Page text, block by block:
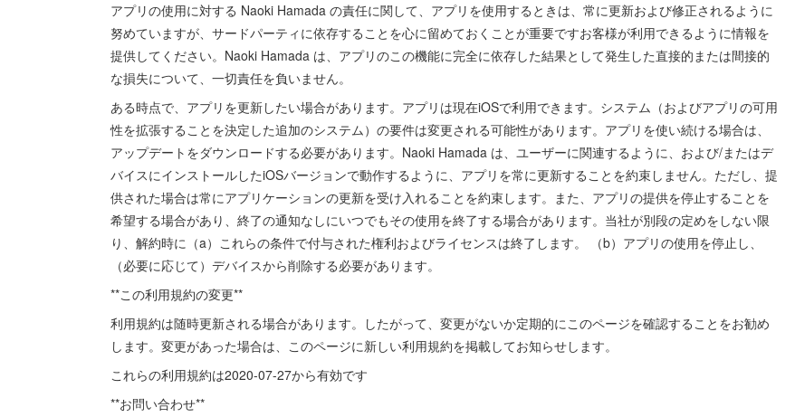
アプリの使用に対する Naoki Hamada の責任に関して、アプリを使用するときは、常に更新および修正されるように
努めていますが、サードパーティに依存することを心に留めておくことが重要ですお客様が利用できるように情報を
提供してください。Naoki Hamada は、アプリのこの機能に完全に依存した結果として発生した直接的または間接的
な損失について、一切責任を負いません。
ある時点で、アプリを更新したい場合があります。アプリは現在iOSで利用できます。システム（およびアプリの可用
性を拡張することを決定した追加のシステム）の要件は変更される可能性があります。アプリを使い続ける場合は、
アップデートをダウンロードする必要があります。Naoki Hamada は、ユーザーに関連するように、および/またはデ
バイスにインストールしたiOSバージョンで動作するように、アプリを常に更新することを約束しません。ただし、提
供された場合は常にアプリケーションの更新を受け入れることを約束します。また、アプリの提供を停止することを
希望する場合があり、終了の通知なしにいつでもその使用を終了する場合があります。当社が別段の定めをしない限
り、解約時に（a）これらの条件で付与された権利およびライセンスは終了します。 （b）アプリの使用を停止し、
（必要に応じて）デバイスから削除する必要があります。
**この利用規約の変更**
利用規約は随時更新される場合があります。したがって、変更がないか定期的にこのページを確認することをお勧め
します。変更があった場合は、このページに新しい利用規約を掲載してお知らせします。
これらの利用規約は2020-07-27から有効です
**お問い合わせ**